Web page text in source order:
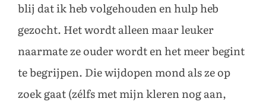
blij dat ik heb volgehouden en hulp heb
gezocht. Het wordt alleen maar leuker
naarmate ze ouder wordt en het meer begint
te begrijpen. Die wijdopen mond als ze op
zoek gaat (zélfs met mijn kleren nog aan,